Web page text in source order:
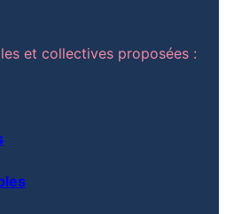
et collectives proposées :